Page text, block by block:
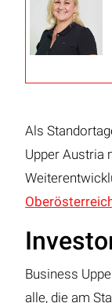
Als
Upper Austria
Business
alle, die am